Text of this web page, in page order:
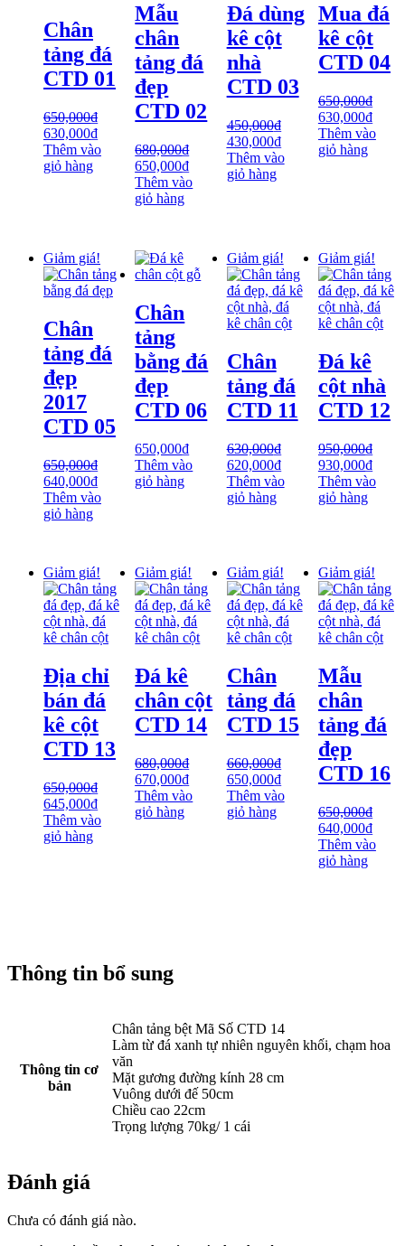
Chân
tảng đá
CTD 01
650,000₫
630,000₫
Thêm vào
giỏ hàng
Mẫu
chân
tảng đá
đẹp
CTD 02
680,000₫
650,000₫
Thêm vào
giỏ hàng
Đá dùng
kê cột
nhà
CTD 03
450,000₫
430,000₫
Thêm vào
giỏ hàng
Mua đá
kê cột
CTD 04
650,000₫
630,000₫
Thêm vào
giỏ hàng
Giảm giá!
Chân
tảng đá
đẹp
2017
CTD 05
650,000₫
640,000₫
Thêm vào
giỏ hàng
Chân
tảng
bằng đá
đẹp
CTD 06
650,000₫
Thêm vào
giỏ hàng
Giảm giá!
Chân
tảng đá
CTD 11
630,000₫
620,000₫
Thêm vào
giỏ hàng
Giảm giá!
Đá kê
cột nhà
CTD 12
950,000₫
930,000₫
Thêm vào
giỏ hàng
Giảm giá!
Địa chỉ
bán đá
kê cột
CTD 13
650,000₫
645,000₫
Thêm vào
giỏ hàng
Giảm giá!
Đá kê
chân cột
CTD 14
680,000₫
670,000₫
Thêm vào
giỏ hàng
Giảm giá!
Chân
tảng đá
CTD 15
660,000₫
650,000₫
Thêm vào
giỏ hàng
Giảm giá!
Mẫu
chân
tảng đá
đẹp
CTD 16
650,000₫
640,000₫
Thêm vào
giỏ hàng
Thông tin bổ sung
Thông tin cơ
bản
Chân tảng bệt Mã Số CTD 14
Làm từ đá xanh tự nhiên nguyên khối, chạm hoa
văn
Mặt gương đường kính 28 cm
Vuông dưới đế 50cm
Chiều cao 22cm
Trọng lượng 70kg/ 1 cái
Đánh giá
Chưa có đánh giá nào.